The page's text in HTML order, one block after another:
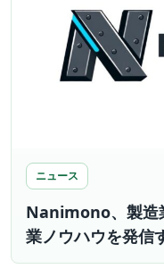
ニュース
Nanimono、製造
業ノウハウを発信